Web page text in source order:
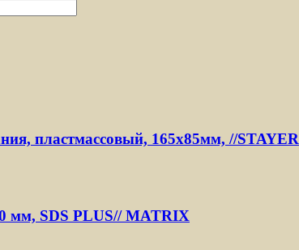
пластмассовый, 165х85мм, //STAYER
мм, SDS PLUS// MATRIX